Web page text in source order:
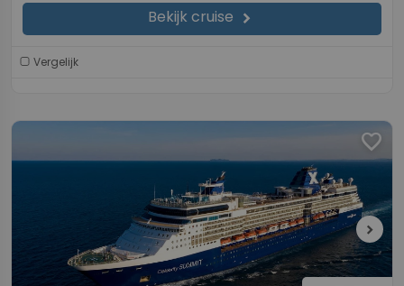
Bekijk cruise chevron_right
Vergelijk
favorite
chevron_right